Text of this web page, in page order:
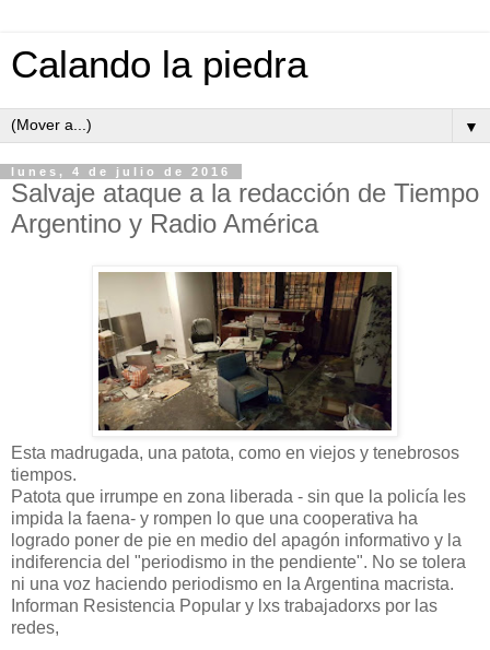
Calando la piedra
▼
lunes, 4 de julio de 2016
Salvaje ataque a la redacción de Tiempo
Argentino y Radio América
Esta madrugada, una patota, como en viejos y tenebrosos
tiempos.
Patota que irrumpe en zona liberada - sin que la policía les
impida la faena- y rompen lo que una cooperativa ha
logrado poner de pie en medio del apagón informativo y la
indiferencia del "periodismo in the pendiente". No se tolera
ni una voz haciendo periodismo en la Argentina macrista.
Informan Resistencia Popular y lxs trabajadorxs por las
redes,